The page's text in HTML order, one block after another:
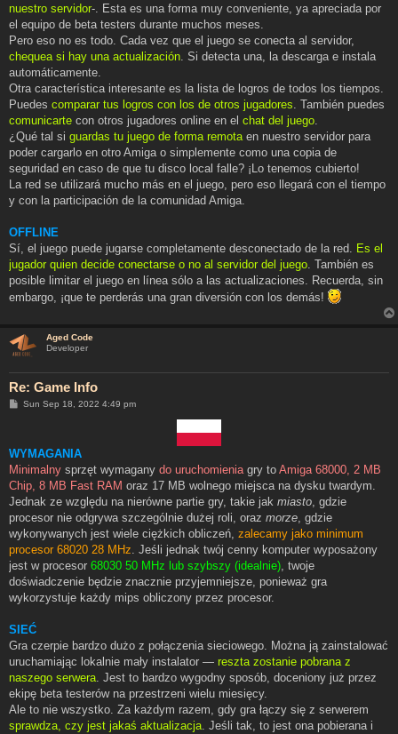
nuestro servidor-. Esta es una forma muy conveniente, ya apreciada por
el equipo de beta testers durante muchos meses.
Pero eso no es todo. Cada vez que el juego se conecta al servidor,
chequea si hay una actualización . Si detecta una, la descarga e instala
automáticamente.
Otra característica interesante es la lista de logros de todos los tiempos.
Puedes comparar tus logros con los de otros jugadores . También puedes
comunicarte con otros jugadores online en el chat del juego
¿Qué tal si guardas tu juego de forma remota en nuestro servidor para
poder cargarlo en otro Amiga o simplemente como una copia de
seguridad en caso de que tu disco local falle? ¡Lo tenemos cubierto!
La red se utilizará mucho más en el juego, pero eso llegará con el tiempo
y con la participación de la comunidad Amiga.
OFFLINE
Sí, el juego puede jugarse completamente desconectado de la red.
Es el
jugador quien decide conectarse o no al servidor del juego . También es
posible limitar el juego en línea sólo a las actualizaciones. Recuerda, sin
embargo, ¡que te perderás una gran diversión con los demás!
Aged Code
Developer
Re: Game Info
PSun Sep 18, 2022 4:49 pm
WYMAGANIA
Minimalny sprzęt wymagany do uruchomieniagry to Amiga 68000, 2 MB
Chip, 8 MB Fast RAM oraz 17 MB wolnego miejsca na dysku twardym.
Jednak ze względu na nierówne partie gry, takie jak miasto, gdzie
procesor nie odgrywa szczególnie dużej roli, oraz morze, gdzie
wykonywanych jest wiele ciężkich obliczeń, zalecamy jako minimum
procesor 68020 28 MHz. Jeśli jednak twój cenny komputer wyposażony
jest w procesor 68030 50 MHz lub szybszy (idealnie), twoje
doświadczenie będzie znacznie przyjemniejsze, ponieważ gra
wykorzystuje każdy mips obliczony przez procesor.
SIEĆ
Gra czerpie bardzo dużo z połączenia sieciowego. Można ją zainstalować
uruchamiając lokalnie mały instalator — reszta zostanie pobrana z
naszego serwera. Jest to bardzo wygodny sposób, doceniony już przez
ekipę beta testerów na przestrzeni wielu miesięcy.
Ale to nie wszystko. Za każdym razem, gdy gra łączy się z serwerem
sprawdza, czy jest jakaś aktualizacja. Jeśli tak, to jest ona pobierana i